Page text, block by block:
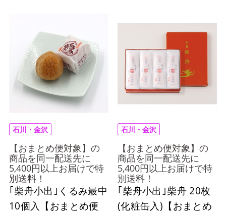
石川・金沢
【おまとめ便対象】の
商品を同一配送先に
5,400円以上お届けで特
別送料！
｢柴舟小出｣くるみ最中
10個入【おまとめ便
石川・金沢
【おまとめ便対象】の
商品を同一配送先に
5,400円以上お届けで特
別送料！
｢柴舟小出｣柴舟 20枚
(化粧缶入)【おまとめ